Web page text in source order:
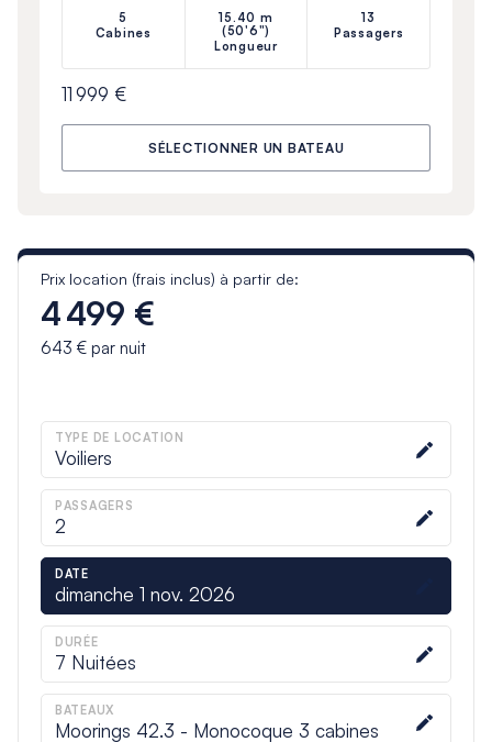
5
Cabines
15.40 m
(50'6")
Longueur
13
Passagers
11 999 €
SÉLECTIONNER UN BATEAU
Prix location (frais inclus) à partir de:
4 499 €
643 €par nuit
TYPE DE LOCATION
Voiliers
PASSAGERS
2
DATE
dimanche 1 nov. 2026
DURÉE
7 Nuitées
BATEAUX
Moorings 42.3 - Monocoque 3 cabines